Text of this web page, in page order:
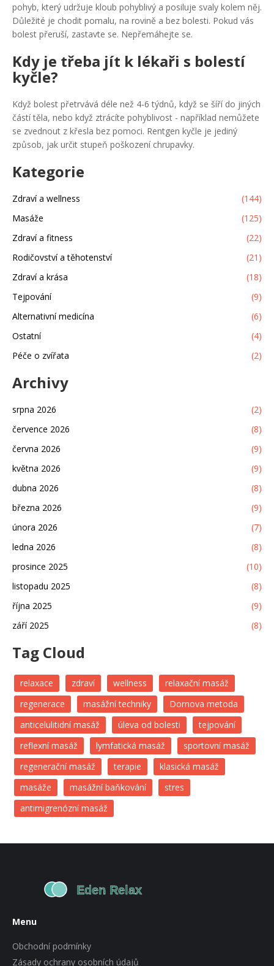
pohyb, který udržuje kloub pohyblivý a posiluje svaly kolem něj.
Důležité je chodit pomalu, na rovině a bez bolesti. Pokud vás
bolest přeruší, zastavte se. Nepřemáhejte se.
Kdy je třeba jít k lékaři s bolestí
kyčle?
Když bolest přetrvává déle než 4-6 týdnů, když se šíří do jiných
částí těla, nebo když ztrácíte pohyblivost - například nemůžete
se zvednout z křesla bez pomoci. Rentgen kyčle je jediný
způsob, jak určit stupeň poškození chrupavky.
Kategorie
Zdraví a wellness
(144)
Masáže
(125)
Zdraví a fitness
(22)
Rodičovství a těhotenství
(21)
Zdraví a krása
(18)
Tejpování
(9)
Alternativní medicína
(6)
Ostatní
(4)
Péče o zvířata
(2)
Archivy
srpna 2026
(2)
července 2026
(8)
června 2026
(9)
května 2026
(9)
dubna 2026
(8)
března 2026
(9)
února 2026
(7)
ledna 2026
(8)
prosince 2025
(10)
listopadu 2025
(8)
října 2025
(9)
září 2025
(8)
Tag Cloud
relaxace zdraví wellness
relaxační masáž
regenerace
masážní techniky
Dornova metoda
anticelulitidní masáž
úleva od bolesti
tejpování
reflexní masáž
lymfatická masáž
sportovní masáž
regenerační masáž
terapie
klasická masáž
masáže
masážní baňkování
stres
antimigrenózní masáž
Menu
Obchodní podmínky
Zásady ochrany osobních údajů